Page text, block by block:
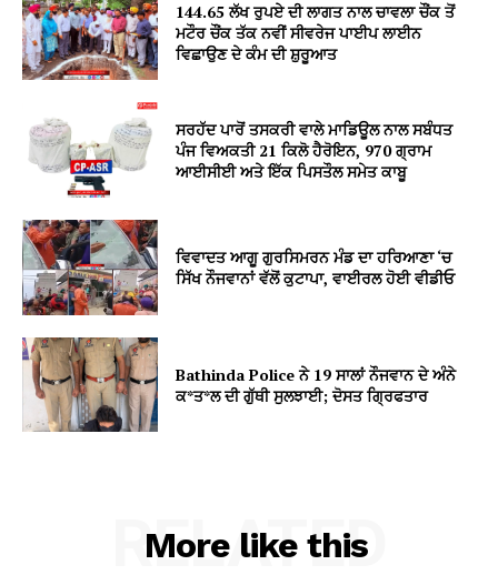
144.65 ਲੱਖ ਰੁਪਏ ਦੀ ਲਾਗਤ ਨਾਲ ਚਾਵਲਾ ਚੌਂਕ ਤੋਂ
ਮਟੌਰ ਚੌਂਕ ਤੱਕ ਨਵੀਂ ਸੀਵਰੇਜ ਪਾਈਪ ਲਾਈਨ
ਵਿਛਾਉਣ ਦੇ ਕੰਮ ਦੀ ਸ਼ੁਰੂਆਤ
ਸਰਹੱਦ ਪਾਰੋਂ ਤਸਕਰੀ ਵਾਲੇ ਮਾਡਿਊਲ ਨਾਲ ਸਬੰਧਤ
ਪੰਜ ਵਿਅਕਤੀ 21 ਕਿਲੋ ਹੈਰੋਇਨ, 970 ਗ੍ਰਾਮ
ਆਈਸੀਈ ਅਤੇ ਇੱਕ ਪਿਸਤੌਲ ਸਮੇਤ ਕਾਬੂ
ਵਿਵਾਦਤ ਆਗੂ ਗੁਰਸਿਮਰਨ ਮੰਡ ਦਾ ਹਰਿਆਣਾ ‘ਚ
ਸਿੱਖ ਨੌਜਵਾਨਾਂ ਵੱਲੋਂ ਕੁਟਾਪਾ, ਵਾਈਰਲ ਹੋਈ ਵੀਡੀਓ
Bathinda Police ਨੇ 19 ਸਾਲਾਂ ਨੌਜਵਾਨ ਦੇ ਅੰਨੇ
ਕ*ਤ*ਲ ਦੀ ਗੁੱਥੀ ਸੁਲਝਾਈ; ਦੋਸਤ ਗ੍ਰਿਫਤਾਰ
More like this
RELATED